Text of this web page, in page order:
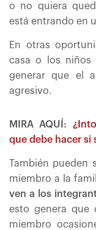
o no quiera
está entrando en
En otras
casa o los niños
generar que el
agresivo.
MIRA AQUÍ:
que debe hacer si
También pueden
miembro a la
ven a los
esto genera que
miembro